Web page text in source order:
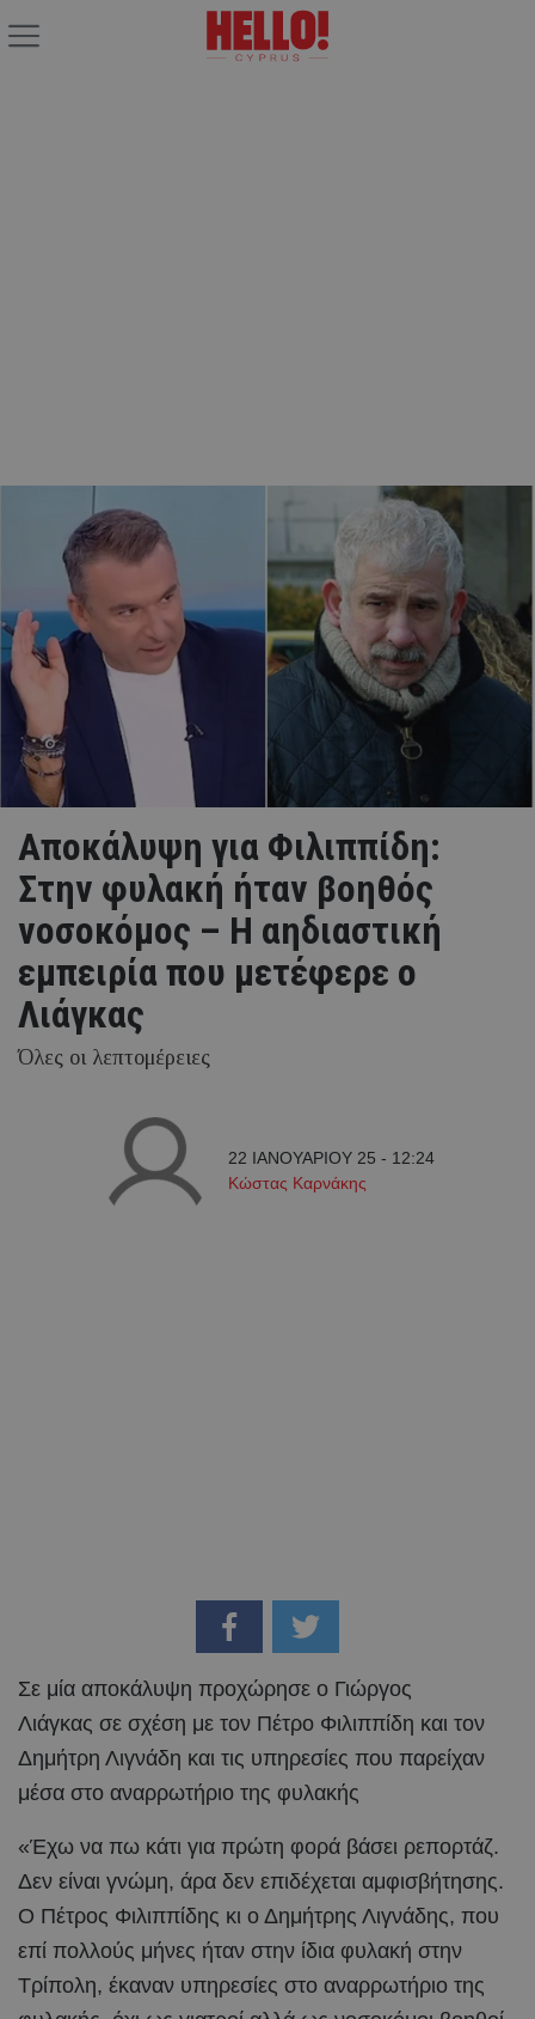
Αποκάλυψη για Φιλιππίδη:
Στην φυλακή ήταν βοηθός
νοσοκόμος – Η αηδιαστική
εμπειρία που μετέφερε ο
Λιάγκας
Όλες οι λεπτομέρειες
22 ΙΑΝΟΥΑΡΙΟΥ 25 - 12:24
Κώστας Καρνάκης
Σε μία αποκάλυψη προχώρησε ο Γιώργος
Λιάγκας σε σχέση με τον Πέτρο Φιλιππίδη και τον
Δημήτρη Λιγνάδη και τις υπηρεσίες που παρείχαν
μέσα στο αναρρωτήριο της φυλακής
«Έχω να πω κάτι για πρώτη φορά βάσει ρεπορτάζ.
Δεν είναι γνώμη, άρα δεν επιδέχεται αμφισβήτησης.
Ο Πέτρος Φιλιππίδης κι ο Δημήτρης Λιγνάδης, που
επί πολλούς μήνες ήταν στην ίδια φυλακή στην
Τρίπολη, έκαναν υπηρεσίες στο αναρρωτήριο της